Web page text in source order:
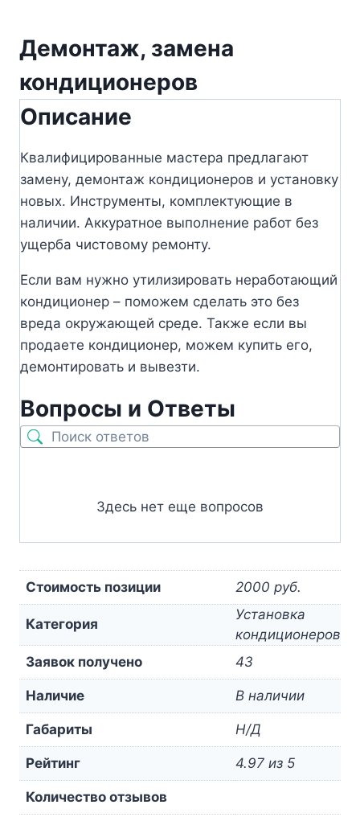
Демонтаж, замена
кондиционеров
Описание
Квалифицированные мастера предлагают
замену, демонтаж кондиционеров и установку
новых. Инструменты, комплектующие в
наличии. Аккуратное выполнение работ без
ущерба чистовому ремонту.
Если вам нужно утилизировать неработающий
кондиционер – поможем сделать это без
вреда окружающей среде. Также если вы
продаете кондиционер, можем купить его,
демонтировать и вывезти.
Вопросы и Ответы
Здесь нет еще вопросов
Стоимость позиции 2000 руб.
Категория
Установка
кондиционеров
Заявок получено
43
Наличие В наличии
Габариты Н/Д
Рейтинг 4.97 из 5
Количество отзывов